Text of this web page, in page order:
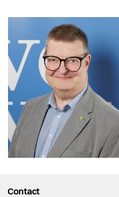
Contact